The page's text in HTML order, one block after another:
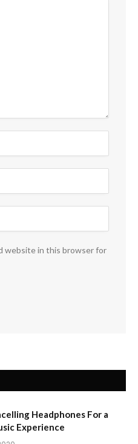
website in this browser for
Headphones For a
Experience